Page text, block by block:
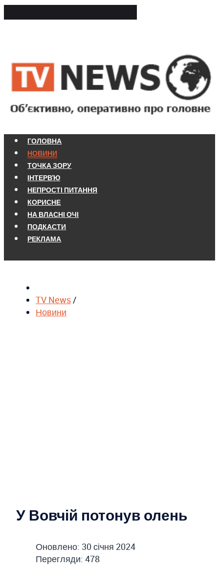
ГОЛОВНА
НОВИНИ
ТОЧКА ЗОРУ
ІНТЕРВ'Ю
НЕПРОСТІ ПИТАННЯ
КОРИСНЕ
НА ВЛАСНІ ОЧІ
ПОДКАСТИ
РЕКЛАМА
TV News/
Новини
У Вовчій потонув олень
Оновлено: 30 січня 2024
Перегляди: 478